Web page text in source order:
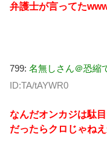
弁護士が言ってた
799: 名無しさん＠恐縮
ID:TA/tAYWR0
なんだオンカジは駄
だったらクロじゃね